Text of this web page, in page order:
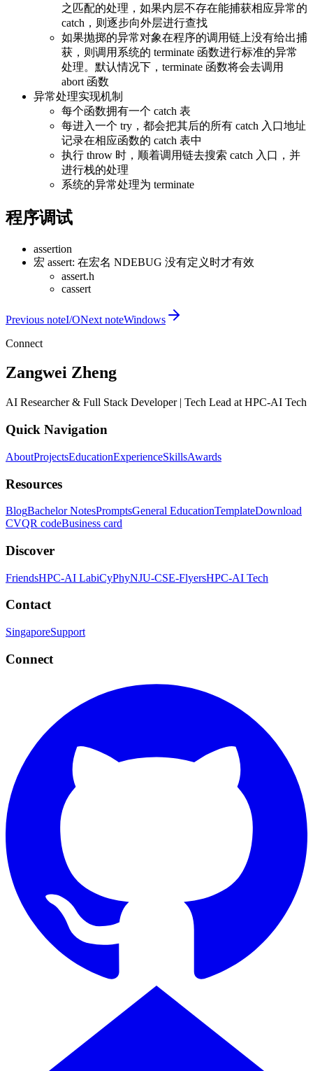
之匹配的处理，如果内层不存在能捕获相应异常的
catch，则逐步向外层进行查找
如果抛掷的异常对象在程序的调用链上没有给出捕
获，则调用系统的 terminate 函数进行标准的异常
处理。默认情况下，terminate 函数将会去调用
abort 函数
异常处理实现机制
每个函数拥有一个 catch 表
每进入一个 try，都会把其后的所有 catch 入口地址
记录在相应函数的 catch 表中
执行 throw 时，顺着调用链去搜索 catch 入口，并
进行栈的处理
系统的异常处理为 terminate
程序调试
assertion
宏 assert: 在宏名 NDEBUG 没有定义时才有效
assert.h
cassert
Previous noteI/ONext noteWindows
Connect
Zangwei Zheng
AI Researcher & Full Stack Developer | Tech Lead at HPC-AI Tech
Quick Navigation
AboutProjectsEducationExperienceSkillsAwards
Resources
BlogBachelor NotesPromptsGeneral EducationTemplateDownload
CVQR codeBusiness card
Discover
FriendsHPC-AI LabiCyPhyNJU-CSE-FlyersHPC-AI Tech
Contact
SingaporeSupport
Connect